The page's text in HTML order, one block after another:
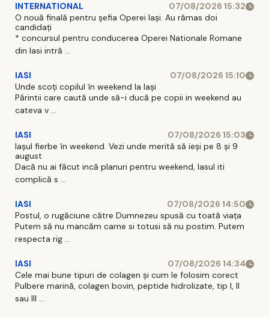
INTERNATIONAL
07/08/2026 15:32
O nouă finală pentru șefia Operei Iași. Au rămas doi
candidați
* concursul pentru conducerea Operei Nationale Romane
din Iasi intră ...
IASI
07/08/2026 15:10
Unde scoți copilul în weekend la Iași
Părintii care caută unde să-i ducă pe copii in weekend au
cateva v ...
IASI
07/08/2026 15:03
Iașul fierbe în weekend. Vezi unde merită să ieși pe 8 și 9
august
Dacă nu ai făcut incă planuri pentru weekend, Iasul iti
complică s ...
IASI
07/08/2026 14:50
Postul, o rugăciune către Dumnezeu spusă cu toată viața
Putem să nu mancăm carne si totusi să nu postim. Putem
respecta rig ...
IASI
07/08/2026 14:34
Cele mai bune tipuri de colagen și cum le folosim corect
Pulbere marină, colagen bovin, peptide hidrolizate, tip I, II
sau III ...